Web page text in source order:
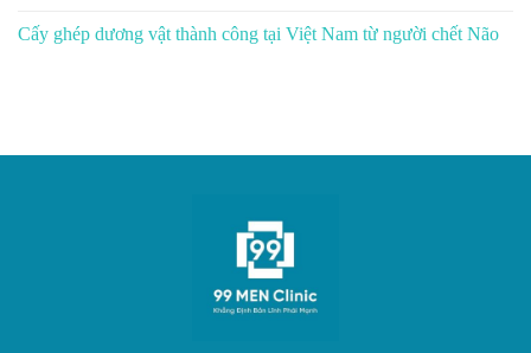
Cấy ghép dương vật thành công tại Việt Nam từ người chết Não